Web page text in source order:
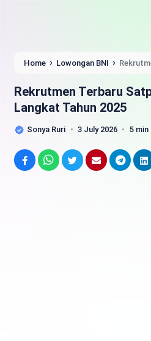
Home › Lowongan BNI ›
Rekrutmen Terbaru
Langkat Tahun 2025
Sonya Ruri 3 July 2026 5 min